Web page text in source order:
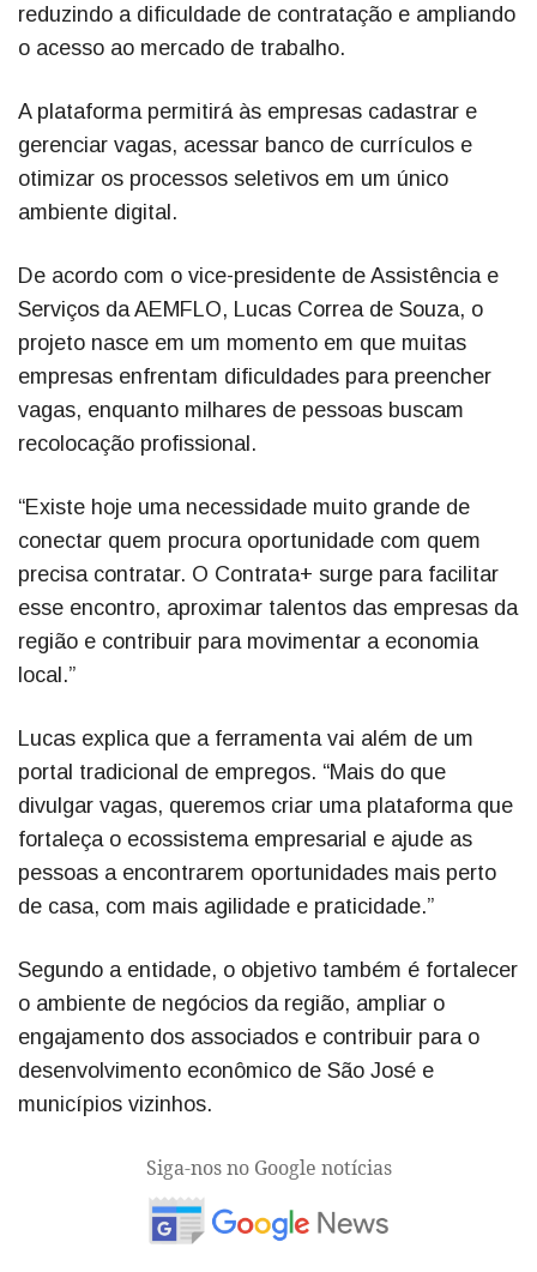
reduzindo a dificuldade de contratação e ampliando
o acesso ao mercado de trabalho.
A plataforma permitirá às empresas cadastrar e
gerenciar vagas, acessar banco de currículos e
otimizar os processos seletivos em um único
ambiente digital.
De acordo com o vice-presidente de Assistência e
Serviços da AEMFLO, Lucas Correa de Souza, o
projeto nasce em um momento em que muitas
empresas enfrentam dificuldades para preencher
vagas, enquanto milhares de pessoas buscam
recolocação profissional.
“Existe hoje uma necessidade muito grande de
conectar quem procura oportunidade com quem
precisa contratar. O Contrata+ surge para facilitar
esse encontro, aproximar talentos das empresas da
região e contribuir para movimentar a economia
local.”
Lucas explica que a ferramenta vai além de um
portal tradicional de empregos. “Mais do que
divulgar vagas, queremos criar uma plataforma que
fortaleça o ecossistema empresarial e ajude as
pessoas a encontrarem oportunidades mais perto
de casa, com mais agilidade e praticidade.”
Segundo a entidade, o objetivo também é fortalecer
o ambiente de negócios da região, ampliar o
engajamento dos associados e contribuir para o
desenvolvimento econômico de São José e
municípios vizinhos.
Siga-nos no Google notícias